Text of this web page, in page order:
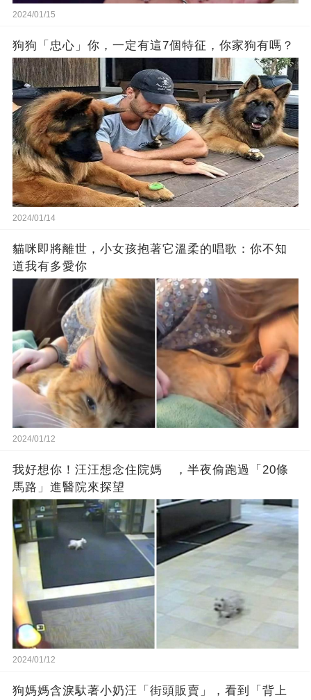
2024/01/15
狗狗「忠心」你，一定有這7個特征，你家狗有嗎？
2024/01/14
貓咪即將離世，小女孩抱著它溫柔的唱歌：你不知
道我有多愛你
2024/01/12
我好想你！汪汪想念住院媽 ，半夜偷跑過「20條
馬路」進醫院來探望
2024/01/12
狗媽媽含淚馱著小奶汪「街頭販賣」，看到「背上